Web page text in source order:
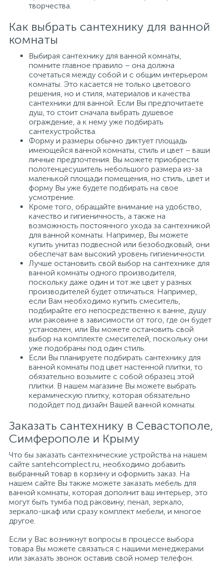
творчества.
Как выбрать сантехнику для ванной
комнаты
Выбирая сантехнику для ванной комнаты,
помните главное правило – она должна
сочетаться между собой и с общим интерьером
комнаты. Это касается не только цветового
решения, но и стиля, материалов и качества
сантехники для ванной. Если Вы предпочитаете
душ, то стоит сначала выбрать душевое
ограждение, а к нему уже подбирать
сантехустройства.
Форму и размеры обычно диктует площадь
имеющейся ванной комнаты, стиль и цвет – ваши
личные предпочтения. Вы можете приобрести
полотенцесушитель небольшого размера из-за
маленькой площади помещения, но стиль, цвет и
форму Вы уже будете подбирать на свое
усмотрение.
Кроме того, обращайте внимание на удобство,
качество и гигиеничность, а также на
возможность постоянного ухода за сантехникой
для ванной комнаты. Например, Вы можете
купить унитаз подвесной или безободковый, они
обеспечат вам высокий уровень гигиеничности.
Лучше остановить свой выбор на сантехнике для
ванной комнаты одного производителя,
поскольку даже один и тот же цвет у разных
производителей будет отличаться. Например,
если Вам необходимо купить смеситель,
подбирайте его непосредственно к ванне, душу
или раковине в зависимости от того, где он будет
установлен, или Вы можете остановить свой
выбор на комплекте смесителей, поскольку они
уже подобраны под один стиль.
Если Вы планируете подбирать сантехнику для
ванной комнаты под цвет настенной плитки, то
обязательно возьмите с собой образец этой
плитки. В нашем магазине Вы можете выбрать
керамическую плитку, которая обязательно
подойдет под дизайн Вашей ванной комнаты.
Заказать сантехнику в Севастополе,
Симферополе и Крыму
Что бы заказать сантехнические устройства на нашем
сайте santehcomplect.ru, необходимо добавить
выбранный товар в корзину и оформить заказ. На
нашем сайте Вы также можете заказать мебель для
ванной комнаты, которая дополнит ваш интерьер, это
могут быть тумба под раковину, пенал, зеркало,
зеркало-шкаф или сразу комплект мебели, и многое
другое.
Если у Вас возникнут вопросы в процессе выбора
товара Вы можете связаться с нашими менеджерами
или заказать звонок оставив свой номер телефон.